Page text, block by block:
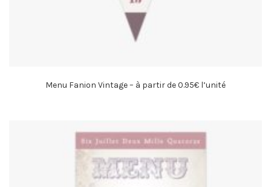
Menu Fanion Vintage – à partir de 0.95€ l’unité